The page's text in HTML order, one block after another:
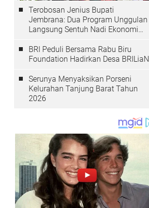
Terobosan Jenius Bupati
Jembrana: Dua Program Unggulan
Langsung Sentuh Nadi Ekonomi
BRI Peduli Bersama Rabu Biru
Foundation Hadirkan Desa BRILiaN
Serunya Menyaksikan Porseni
Kelurahan Tanjung Barat Tahun
2026